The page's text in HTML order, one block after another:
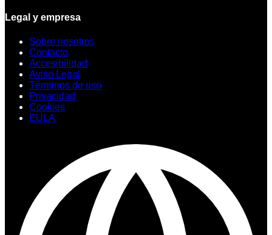
Legal y empresa
Sobre nosotros
Contacto
Accesibilidad
Aviso Legal
Términos de uso
Privacidad
Cookies
EULA